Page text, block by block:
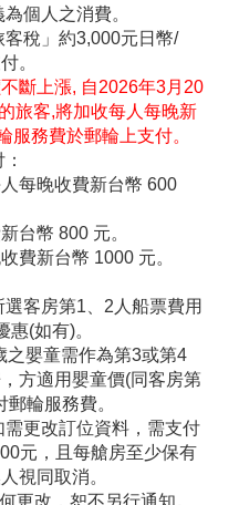
個人之消費。
稅」約3,000元日幣/
。
斷上漲, 自2026年3月20
旅客,將加收每人每晚新
服務費於郵輪上支付。
每晚收費新台幣 600
台幣 800 元。
費新台幣 1000 元。
客房第1、2人船票費用
(如有)。
嬰童需作為第3或第4
方適用嬰童價(同客房第
輪服務費。
更改訂位資料，需支付
元，且每艙房至少保有
視同取消。
更改，恕不另行通知。